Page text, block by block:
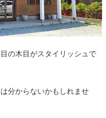
の木目がスタイリッシュで
分からないかもしれませ